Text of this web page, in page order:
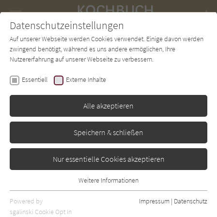
SUCHE Forum Charts Newsletter
Deutschland
Alle Bücher aus der Kategorie "Deutschland" auf Kochbuch-
Alle Themen anzeigen
Datenschutzeinstellungen
Auf unserer Webseite werden Cookies verwendet. Einige davon werden
zwingend benötigt, während es uns andere ermöglichen, Ihre
Nutzererfahrung auf unserer Webseite zu verbessern.
Essentiell Externe Inhalte
Alle akzeptieren
Speichern & schließen
Nur essentielle Cookies akzeptieren
Essentielle Cookies werden für grundlegende Funktionen der
Webseite benötigt. Dadurch ist gewährleistet, dass die Webseite
Weitere Informationen
Powered by
sgalinski Cookie Opt In
Impressum | Datenschutz